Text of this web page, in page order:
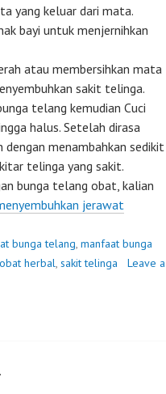
yang keluar dari mata.
bayi untuk menjernihkan
atau membersihkan mata
sakit telinga.
telang kemudian Cuci
halus. Setelah dirasa
menambahkan sedikit
telinga yang sakit.
bunga telang obat, kalian
jerawat
bunga telang, manfaat bunga
obat herbal, sakit telinga
Leave a
.